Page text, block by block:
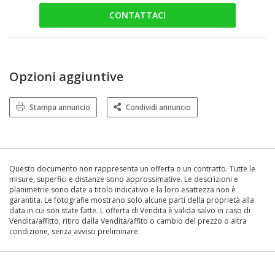
CONTATTACI
Opzioni aggiuntive
Stampa annuncio Condividi annuncio
Questo documento non rappresenta un offerta o un contratto. Tutte le
misure, superfici e distanze sono approssimative. Le descrizioni e
planimetrie sono date a titolo indicativo e la loro esattezza non è
garantita. Le fotografie mostrano solo alcune parti della proprietà alla
data in cui son state fatte. L offerta di Vendita è valida salvo in caso di
Vendita/affitto, ritiro dalla Vendita/affito o cambio del prezzo o altra
condizione, senza avviso preliminare.